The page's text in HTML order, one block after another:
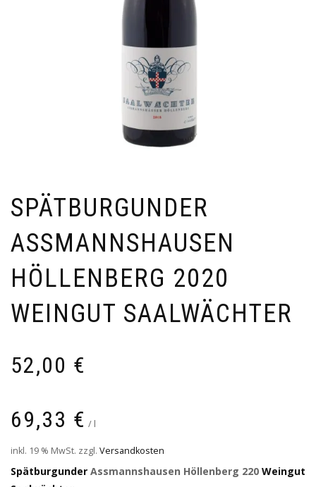
SPÄTBURGUNDER
ASSMANNSHAUSEN
HÖLLENBERG 2020
WEINGUT SAALWÄCHTER
52,00 €
69,33 € / l
inkl. 19 % MwSt. zzgl. Versandkosten
Spätburgunder Assmannshausen Höllenberg 220 Weingut